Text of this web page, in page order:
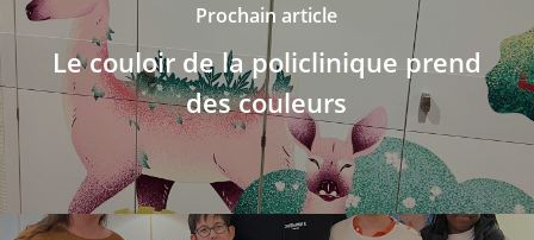
Prochain article
Le couloir de la policlinique prend
des couleurs